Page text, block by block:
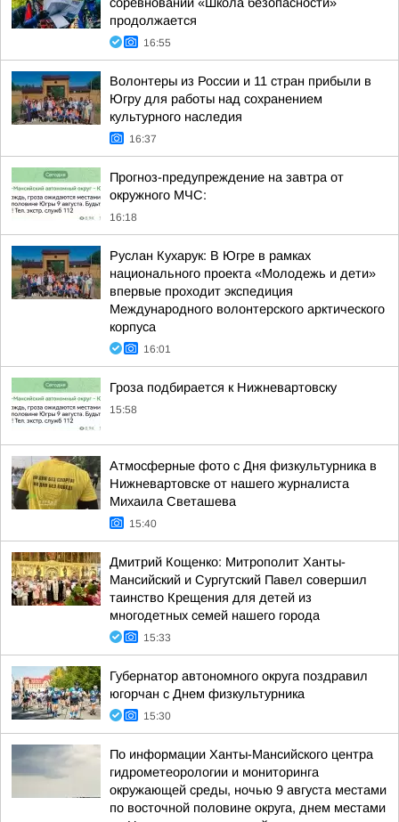
продолжается
16:55
Волонтеры из России и 11 стран прибыли в
Югру для работы над сохранением
культурного наследия
16:37
Прогноз-предупреждение на завтра от
окружного МЧС:
16:18
Руслан Кухарук: В Югре в рамках
национального проекта «Молодежь и дети»
впервые проходит экспедиция
Международного волонтерского арктического
корпуса
16:01
Гроза подбирается к Нижневартовску
15:58
Атмосферные фото с Дня физкультурника в
Нижневартовске от нашего журналиста
Михаила Светашева
15:40
Дмитрий Кощенко: Митрополит Ханты-
Мансийский и Сургутский Павел совершил
таинство Крещения для детей из
многодетных семей нашего города
15:33
Губернатор автономного округа поздравил
югорчан с Днем физкультурника
15:30
По информации Ханты-Мансийского центра
гидрометеорологии и мониторинга
окружающей среды, ночью 9 августа местами
по восточной половине округа, днем местами